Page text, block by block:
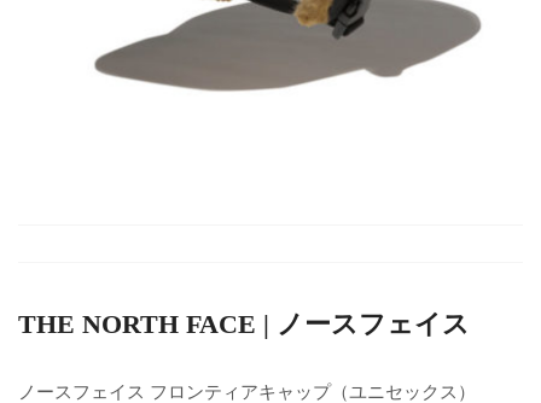
THE NORTH FACE | ノースフェイス
ノースフェイス フロンティアキャップ（ユニセックス）